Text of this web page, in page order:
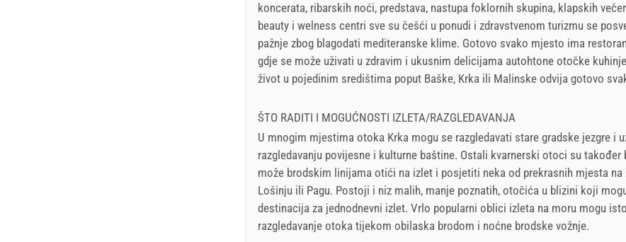
koncerata, ribarskih noći, predstava, nastupa foklornih skupina, klapskih
beauty i welness centri sve su češći u ponudi i zdravstvenom turizmu se
pažnje zbog blagodati mediteranske klime. Gotovo svako mjesto ima
gdje se može uživati u zdravim i ukusnim delicijama autohtone otočke
život u pojedinim središtima poput Baške, Krka ili Malinske odvija gotovo
ŠTO RADITI I MOGUĆNOSTI IZLETA/RAZGLEDAVANJA
U mnogim mjestima otoka Krka mogu se razgledavati stare gradske jezgre i
razgledavanju povijesne i kulturne baštine. Ostali kvarnerski otoci su također
može brodskim linijama otići na izlet i posjetiti neka od prekrasnih mjesta na
Lošinju ili Pagu. Postoji i niz malih, manje poznatih, otočića u blizini koji
destinacija za jednodnevni izlet. Vrlo popularni oblici izleta na moru mogu
razgledavanje otoka tijekom obilaska brodom i noćne brodske vožnje.